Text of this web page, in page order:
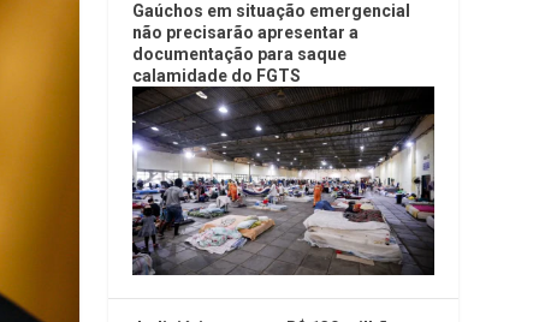
Gaúchos em situação emergencial
não precisarão apresentar a
documentação para saque
calamidade do FGTS